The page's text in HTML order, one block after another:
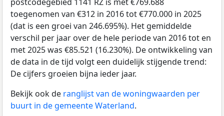
toegenomen van €312 in 2016 tot €770.000 in 2025
(dat is een groei van 246.695%). Het gemiddelde
verschil per jaar over de hele periode van 2016 tot en
met 2025 was €85.521 (16.230%). De ontwikkeling van
de data in de tijd volgt een duidelijk stijgende trend:
De cijfers groeien bijna ieder jaar.
Bekijk ook de ranglijst van de woningwaarden per
buurt in de gemeente Waterland.